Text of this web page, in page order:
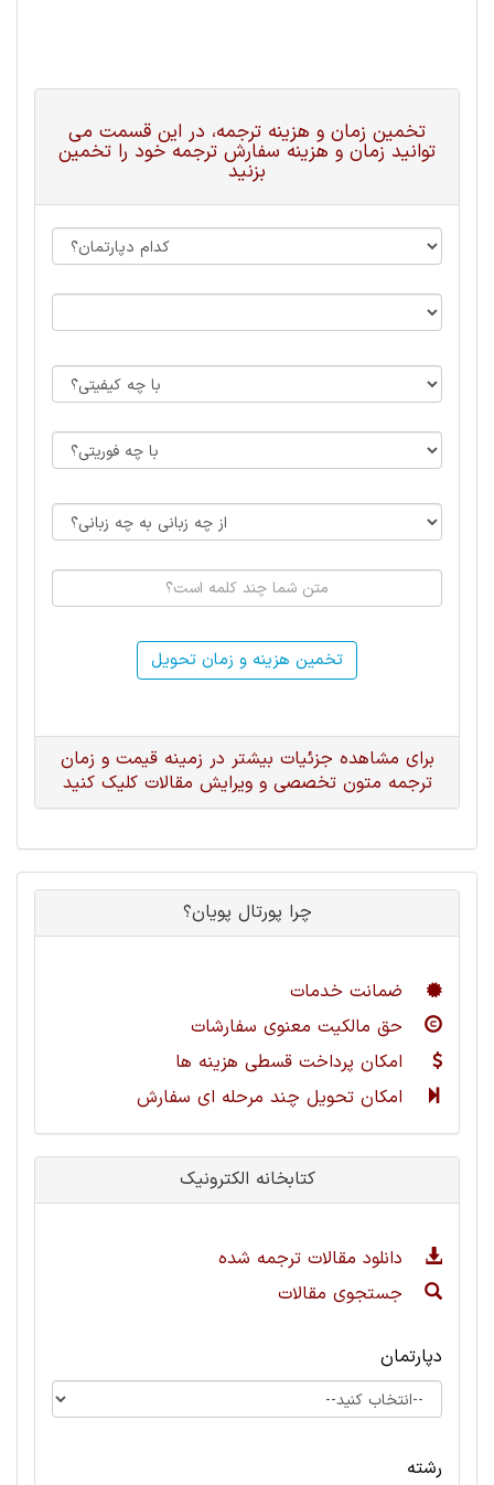
تخمین زمان و هزینه ترجمه، در این قسمت می
توانید زمان و هزینه سفارش ترجمه خود را تخمین
بزنید
تخمین هزینه و زمان تحویل
برای مشاهده جزئیات بیشتر در زمینه قیمت و زمان
ترجمه متون تخصصی و ویرایش مقالات کلیک کنید
چرا پورتال پویان؟
ضمانت خدمات
حق مالکیت معنوی سفارشات
امکان پرداخت قسطی هزینه ها
امکان تحویل چند مرحله ای سفارش
کتابخانه الکترونیک
دانلود مقالات ترجمه شده
جستجوی مقالات
دپارتمان
رشته